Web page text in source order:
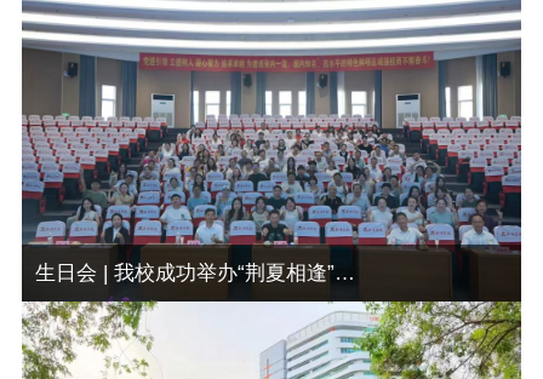
生日会 | 我校成功举办“荆夏相逢”教职工集体生日会